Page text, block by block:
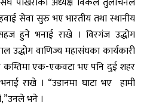
सेवा सुरु भए भारतीय तथा स्थानीय
हुने भनाई राखे । विरगंज उद्धोग
उद्धोग वाणिज्य महासंघका कार्यकारी
कम्तिमा एक-एकवटा भए पनि दुई शहर
राखे । “उडानमा घाटा भए हामी
भने ।